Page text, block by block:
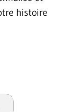
histoire